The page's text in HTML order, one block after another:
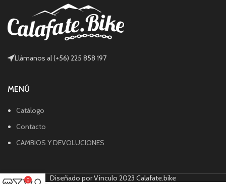
Llámanos al (+56) 225 858 197
MENÚ
Catálogo
Contacto
CAMBIOS Y DEVOLUCIONES
Diseñado por Vinculo 2023 Calafate.bike
0